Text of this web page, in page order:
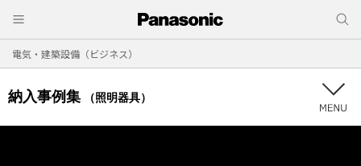
電気・建築設備（ビジネス）
納入事例集 （照明器具）